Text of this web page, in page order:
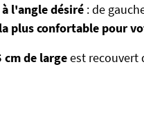
l'angle désiré : de
plus confortable pour
cm de largeest recouvert